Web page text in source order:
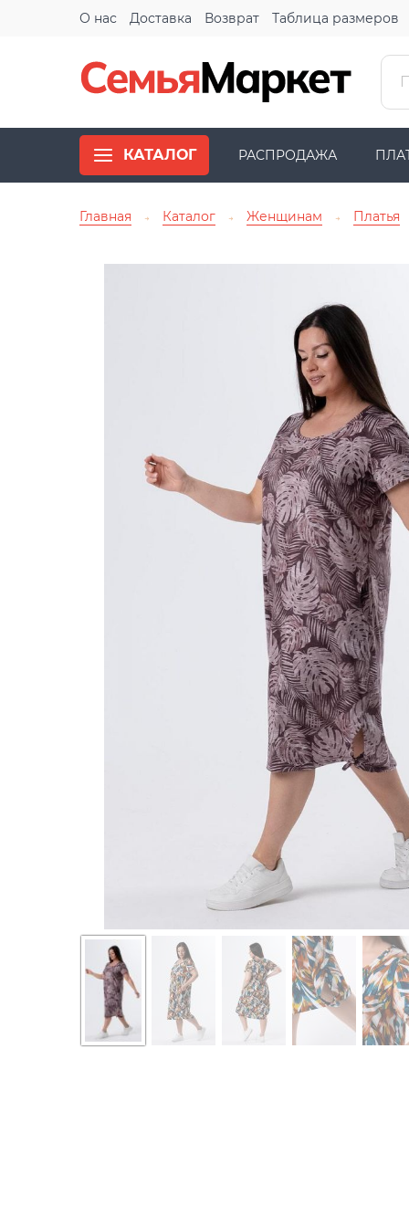
О нас Доставка Возврат Таблица размеров
КАТАЛОГ РАСПРОДАЖА
Главная → Каталог → Женщинам → Платья